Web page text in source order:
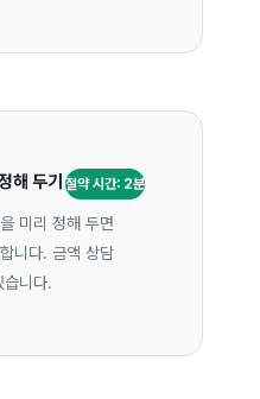
해 두기 절약 시간: 2분
미리 정해 두면
니다. 금액 상담
습니다.